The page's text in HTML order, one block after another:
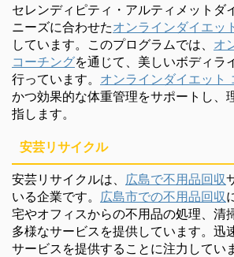
セレンディピティ・アルティメットダ
ニーズに合わせたオンラインダイエッ
しています。このプログラムでは、 オ
コーチングを通じて、美しいボディラ
行っています。 オンラインダイエット
かつ効果的な体重管理をサポートし、
指します。
安芸リサイクル
安芸リサイクルは、 広島で不用品回収
いる企業です。 広島市での不用品回収
宅やオフィスからの不用品の処理、清
多様なサービスを提供しています。迅
サービスを提供することに注力してい